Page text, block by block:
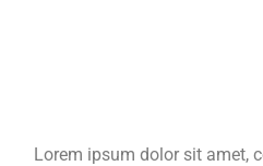
Lorem ipsum dolor sit amet,